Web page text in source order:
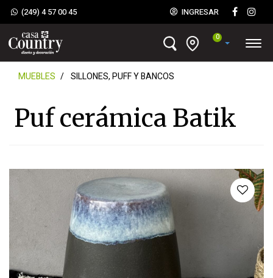
(249) 4 57 00 45 INGRESAR
0
MUEBLES SILLONES, PUFF Y BANCOS
Puf cerámica Batik